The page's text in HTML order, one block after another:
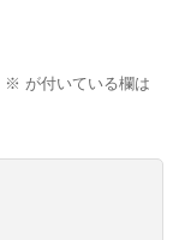
※ が付いている欄は